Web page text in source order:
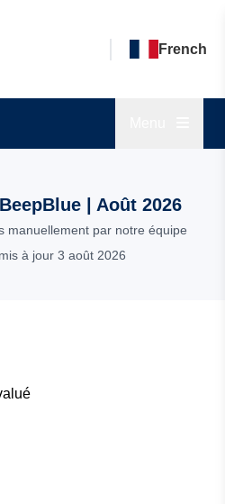
French
| Août 2026
manuellement par notre équipe
à jour 3 août 2026